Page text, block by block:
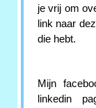
je vrij om
link naar
die hebt.
Mijn
linkedin